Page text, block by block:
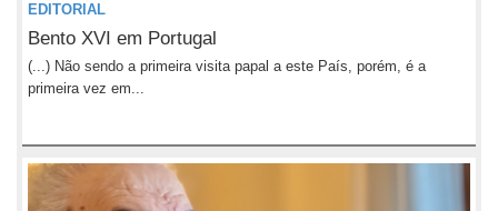
EDITORIAL
Bento XVI em Portugal
(...) Não sendo a primeira visita papal a este País, porém, é a
primeira vez em...